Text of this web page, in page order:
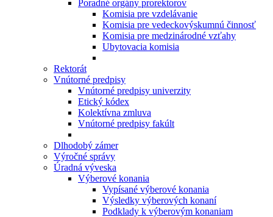
Poradné orgány prorektorov
Komisia pre vzdelávanie
Komisia pre vedeckovýskumnú činnosť
Komisia pre medzinárodné vzťahy
Ubytovacia komisia
Rektorát
Vnútorné predpisy
Vnútorné predpisy univerzity
Etický kódex
Kolektívna zmluva
Vnútorné predpisy fakúlt
Dlhodobý zámer
Výročné správy
Úradná výveska
Výberové konania
Vypísané výberové konania
Výsledky výberových konaní
Podklady k výberovým konaniam